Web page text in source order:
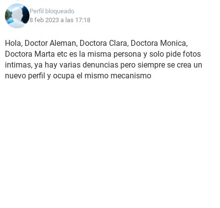
Perfil bloqueado
8 feb 2023 a las 17:18
Hola, Doctor Aleman, Doctora Clara, Doctora Monica,
Doctora Marta etc es la misma persona y solo pide fotos
intimas, ya hay varias denuncias pero siempre se crea un
nuevo perfil y ocupa el mismo mecanismo